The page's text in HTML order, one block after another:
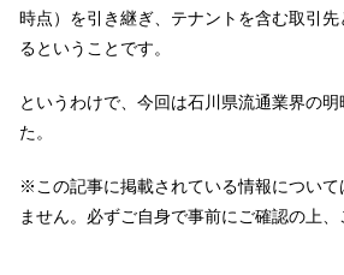
時点）を引き継ぎ、テナントを含む取引
るということです。
というわけで、今回は石川県流通業界の
た。
※この記事に掲載されている情報について
ません。必ずご自身で事前にご確認の上、